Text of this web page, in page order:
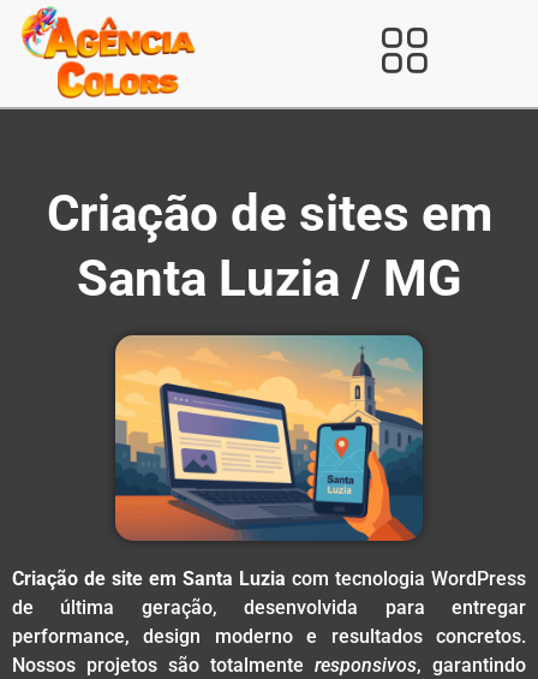
para
conteúdo
Verificada por
Criação de sites em
Santa Luzia / MG
Criação de site em Santa Luzia com tecnologia WordPress
de última geração, desenvolvida para entregar
performance, design moderno e resultados concretos.
Nossos projetos são totalmente responsivos, garantindo